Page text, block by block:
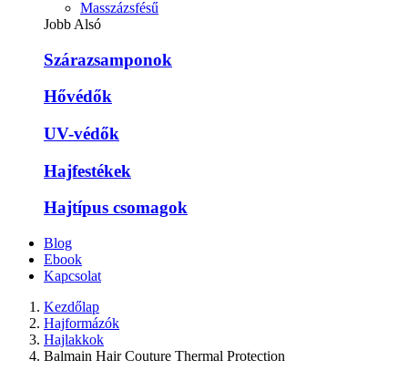
Masszázsfésű
Jobb Alsó
Szárazsamponok
Hővédők
UV-védők
Hajfestékek
Hajtípus csomagok
Blog
Ebook
Kapcsolat
Kezdőlap
Hajformázók
Hajlakkok
Balmain Hair Couture Thermal Protection